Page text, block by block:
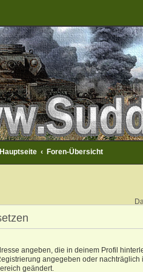
Foren-Übersicht
angeben, die in deinem Profil
angegeben oder nachträglich
geändert.